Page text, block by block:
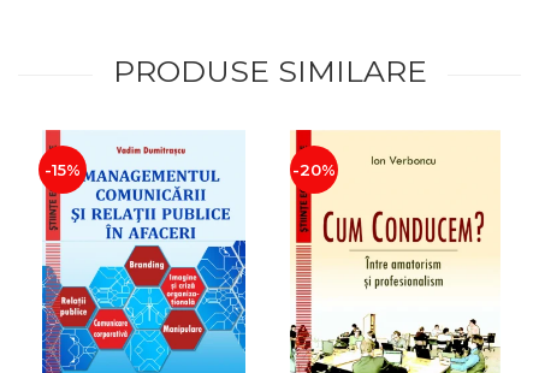
PRODUSE SIMILARE
-15% -20%